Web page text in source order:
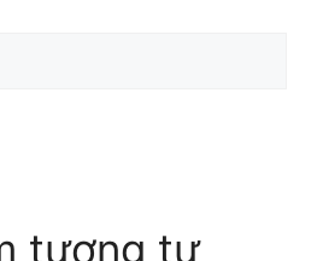
tương tự